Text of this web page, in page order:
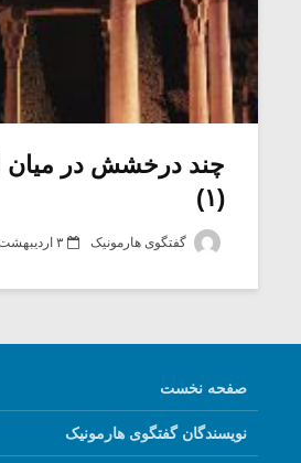
چند درخشش در میان
(۱)
گفتگوی هارمونیک ۳ اردیبهشت ۱۳۹۲
صفحه نخست
نویسندگان گفتگوی هارمونیک